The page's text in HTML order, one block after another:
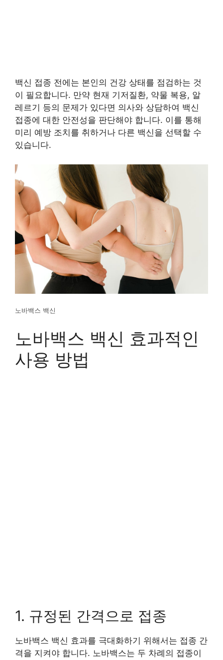
백신 접종 전에는 본인의 건강 상태를 점검하는 것
이 필요합니다. 만약 현재 기저질환, 약물 복용, 알
레르기 등의 문제가 있다면 의사와 상담하여 백신
접종에 대한 안전성을 판단해야 합니다. 이를 통해
미리 예방 조치를 취하거나 다른 백신을 선택할 수
있습니다.
노바백스 백신
노바백스 백신 효과적인
사용 방법
1. 규정된 간격으로 접종
노바백스 백신 효과를 극대화하기 위해서는 접종 간
격을 지켜야 합니다. 노바백스는 두 차례의 접종이